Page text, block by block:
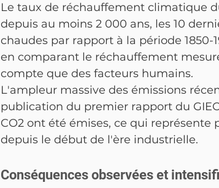
Le taux de réchauffement climatique
depuis au moins 2 000 ans, les 10
chaudes par rapport à la période
en comparant le réchauffement
compte que des facteurs humains.
L'ampleur massive des émissions
publication du premier rapport du
CO2 ont été émises, ce qui
depuis le début de l'ère industrielle.
Conséquences observées et